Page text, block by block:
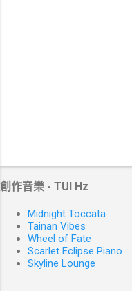
創作音樂 - TUI Hz
Midnight Toccata
Tainan Vibes
Wheel of Fate
Scarlet Eclipse Piano
Skyline Lounge